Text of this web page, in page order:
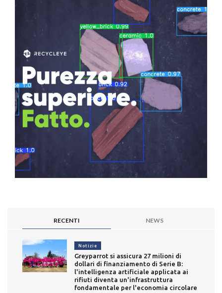
RECENTI NEWS
Notizie
Greyparrot si assicura 27 milioni di
dollari di finanziamento di Serie B:
l'intelligenza artificiale applicata ai
rifiuti diventa un'infrastruttura
fondamentale per l'economia circolare